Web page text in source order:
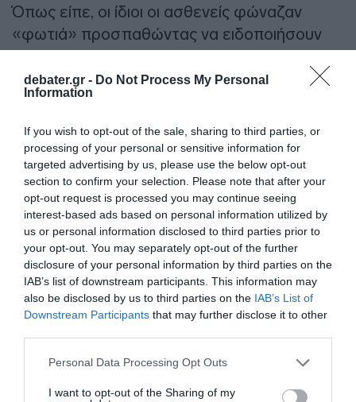
debater.gr - Do Not Process My Personal
Information
If you wish to opt-out of the sale, sharing to third parties, or
processing of your personal or sensitive information for
targeted advertising by us, please use the below opt-out
section to confirm your selection. Please note that after your
opt-out request is processed you may continue seeing
interest-based ads based on personal information utilized by
us or personal information disclosed to third parties prior to
your opt-out. You may separately opt-out of the further
disclosure of your personal information by third parties on the
IAB’s list of downstream participants. This information may
also be disclosed by us to third parties on the IAB’s List of
Downstream Participants that may further disclose it to other
Please note that this website/app uses one or more Google
not limited to your visit or usage behaviour. You may click to
Personal Data Processing Opt Outs
I want to opt-out of the Sharing of my
Όπως είπε, οι ίδιοι οι ασθενείς φώναζαν
«φωτιά» προσπαθώντας να ειδοποιήσουν
όσους βρίσκονταν στους θαλάμους, ενώ
κατευθύνονταν προς την έξοδο.
«Μας είπαν ότι έχουν καεί δωμάτια, αλλά
οι ασθενείς, δόξα τω Θεώ, έχουν σωθεί»